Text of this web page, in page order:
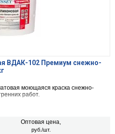
ВДАК-102 Премиум снежно-
моющаяся краска снежно-
работ.
Оптовая цена,
руб./шт.